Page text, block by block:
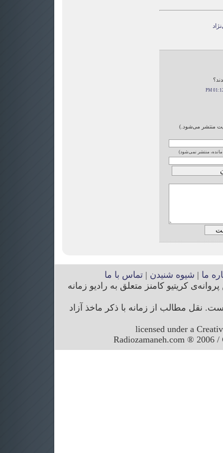
منتشر می‌شود.)
مانده، منتشر نمی‌شود)
ما | شیوه شنیدن |تماس با ما
کریتیو کامنز متعلق به رادیو زمانه
نقل مطالب از زمانه با ذکر ماخذ آزاد
licensed under a